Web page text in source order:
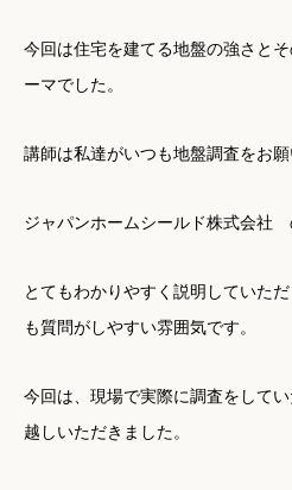
今回は住宅を建てる地盤の強さと
ーマでした。
講師は私達がいつも地盤調査をお
ジャパンホームシールド株式会社
とてもわかりやすく説明していた
も質問がしやすい雰囲気です。
今回は、現場で実際に調査をして
越しいただきました。